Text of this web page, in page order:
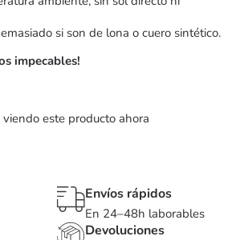
si son de lona o cuero sintético.
impecables!
este producto ahora
Envíos rápidos
En 24–48h laborables
Devoluciones